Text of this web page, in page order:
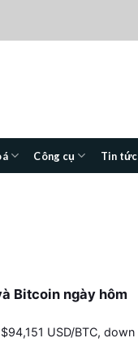
Công cụ Tin tức
Bitcoin ngày hôm
USD/BTC, down